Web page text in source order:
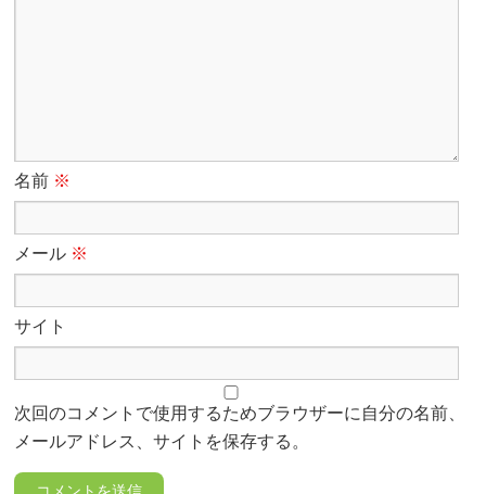
名前 ※
メール ※
サイト
次回のコメントで使用するためブラウザーに自分の名前、
メールアドレス、サイトを保存する。